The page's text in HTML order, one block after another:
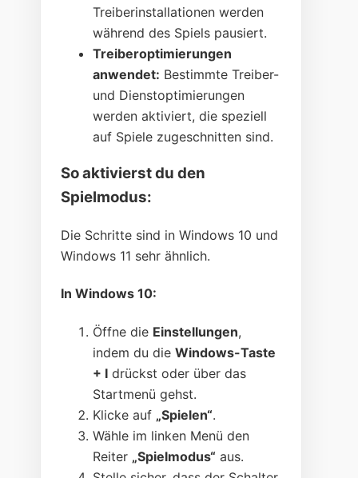
Treiberinstallationen werden
während des Spiels pausiert.
Treiberoptimierungen
anwendet: Bestimmte Treiber-
und Dienstoptimierungen
werden aktiviert, die speziell
auf Spiele zugeschnitten sind.
So aktivierst du den
Spielmodus:
Die Schritte sind in Windows 10 und
Windows 11 sehr ähnlich.
In Windows 10:
Öffne die Einstellungen,
indem du dieWindows-Taste
+ I drückst oder über das
Startmenü gehst.
Klicke auf „Spielen“.
Wähle im linken Menü den
Reiter „Spielmodus“ aus.